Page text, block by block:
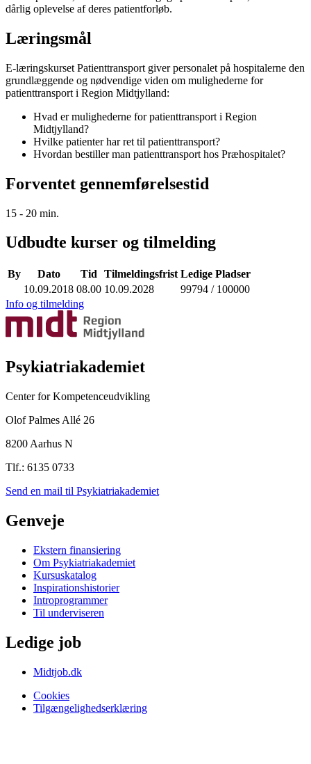
dårlig oplevelse af deres patientforløb.
Læringsmål
E-læringskurset Patienttransport giver personalet på hospitalerne den
grundlæggende og nødvendige viden om mulighederne for
patienttransport i Region Midtjylland:
Hvad er mulighederne for patienttransport i Region
Midtjylland?
Hvilke patienter har ret til patienttransport?
Hvordan bestiller man patienttransport hos Præhospitalet?
Forventet gennemførelsestid
15 - 20 min.
Udbudte kurser og tilmelding
By Dato Tid Tilmeldingsfrist Ledige Pladser
10.09.2018 08.00 10.09.2028
99794 / 100000
Info og tilmelding
Psykiatriakademiet
Center for Kompetenceudvikling
Olof Palmes Allé 26
8200 Aarhus N
Tlf.: 6135 0733
Send en mail til Psykiatriakademiet
Genveje
Ekstern finansiering
Om Psykiatriakademiet
Kursuskatalog
Inspirationshistorier
Introprogrammer
Til underviseren
Ledige job
Midtjob.dk
Cookies
Tilgængelighedserklæring